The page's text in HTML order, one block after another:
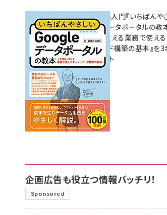
無料BIツール入門『いちばんや
いGoogleデータポータルの教
人気講師が教える業務で使える
ダッシュボード構築の基本』を3
様にプレゼント
7月31日 10:00
企画広告も役立つ情報バッチリ！
Sponsored